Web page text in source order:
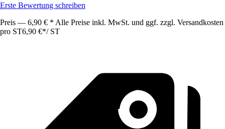
Erste Bewertung schreiben
Preis — 6,90 € * Alle Preise inkl. MwSt. und ggf. zzgl. Versandkosten
pro ST6,90 €*/ ST